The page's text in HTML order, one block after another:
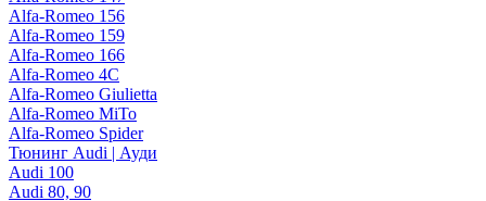
Alfa-Romeo 156
Alfa-Romeo 159
Alfa-Romeo 166
Alfa-Romeo 4C
Alfa-Romeo Giulietta
Alfa-Romeo MiTo
Alfa-Romeo Spider
Тюнинг Audi | Ауди
Audi 100
Audi 80, 90